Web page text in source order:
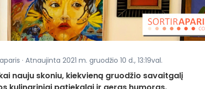
· Atnaujinta 2021 m. gruodžio 10 d., 13:19val.
nauju skoniu, kiekvieną gruodžio savaitgalį